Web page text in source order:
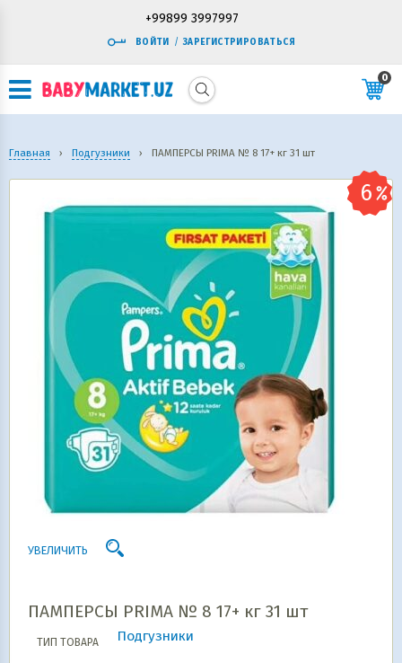
+99899 3997997
ВОЙТИ / ЗАРЕГИСТРИРОВАТЬСЯ
0
Главная › Подгузники › ПАМПЕРСЫ PRIMA № 8 17+ кг 31 шт
УВЕЛИЧИТЬ
ПАМПЕРСЫ PRIMA № 8 17+ кг 31 шт
ТИП ТОВАРА Подгузники